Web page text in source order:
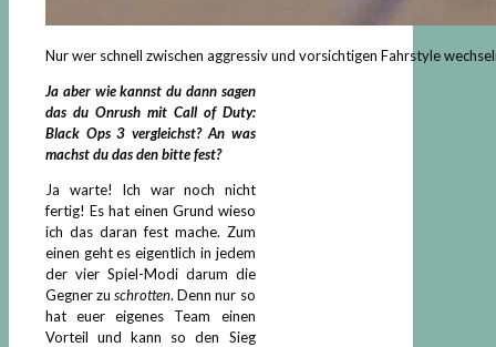
Nur wer schnell zwischen aggressiv und vorsichtigen Fahrstyle
Ja aber wie kannst du dann sagen
das du Onrush mit Call of Duty:
Black Ops 3 vergleichst? An was
machst du das den bitte fest?
Ja warte! Ich war noch nicht
fertig! Es hat einen Grund wieso
ich das daran fest mache. Zum
einen geht es eigentlich in jedem
der vier Spiel-Modi darum die
Gegner zuschrotten. Denn nur so
hat euer eigenes Team einen
Vorteil und kann so den Sieg